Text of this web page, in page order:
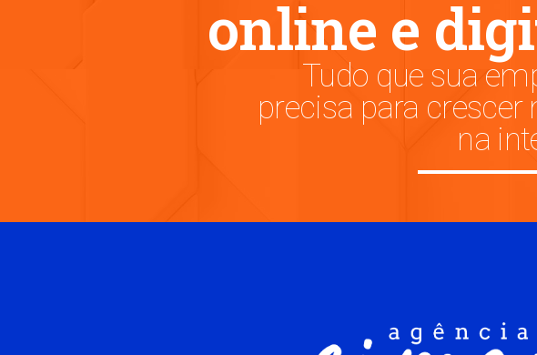
online e
Tudo que sua
precisa para crescer
na